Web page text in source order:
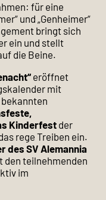
für eine
und „Genheimer“
bringt sich
ein und stellt
die Beine.
eröffnet
mit
Kinderfestder
rege Treiben ein.
des SV Alemannia
den teilnehmenden
im